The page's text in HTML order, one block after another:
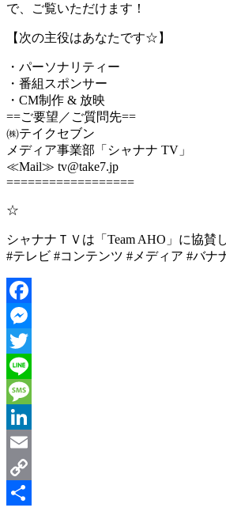
で、ご覧いただけます！
【次の主役はあなたです☆】
・パーソナリティー
・番組スポンサー
・CM制作 & 放映
==ご要望／ご質問先==
㈱テイクセブン
メディア事業部「シャナナ TV」
≪Mail≫ tv@take7.jp
==================
☆
シャナナＴＶは「Team AHO」に協賛
#テレビ #コンテンツ #メディア #バナ